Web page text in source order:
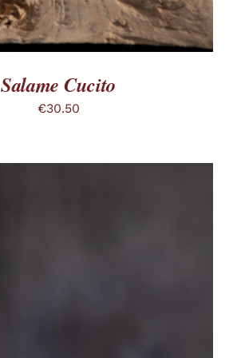
PRODOTTO
Salame Cucito
€30.50